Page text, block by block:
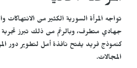
تواجه المرأة السورية الكثير من
جهادي متطرف، وبالرغم من ذلك تبرز تجربة
كنموذج فريد يفتح نافذة أمل لتطوير دور
المجالات.